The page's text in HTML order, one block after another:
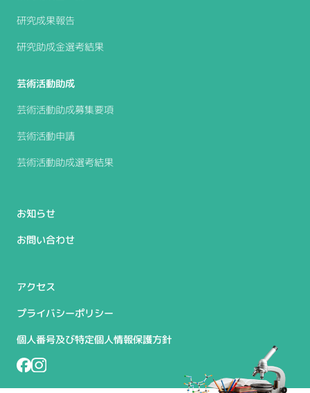
研究成果報告
研究助成金選考結果
芸術活動助成
芸術活動助成募集要項
芸術活動申請
芸術活動助成選考結果
お知らせ
お問い合わせ
アクセス
プライバシーポリシー
個人番号及び特定個人情報保護方針